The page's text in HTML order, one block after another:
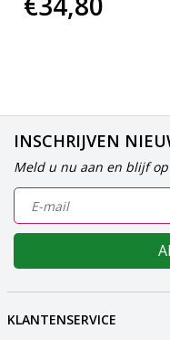
INSCHRIJVEN
Meld u nu aan en blijf
KLANTENSERVICE